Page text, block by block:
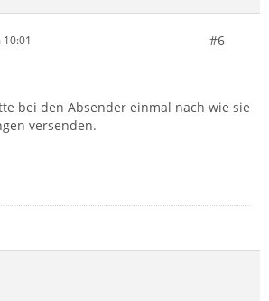
#6
bei den Absender einmal nach wie sie
versenden.